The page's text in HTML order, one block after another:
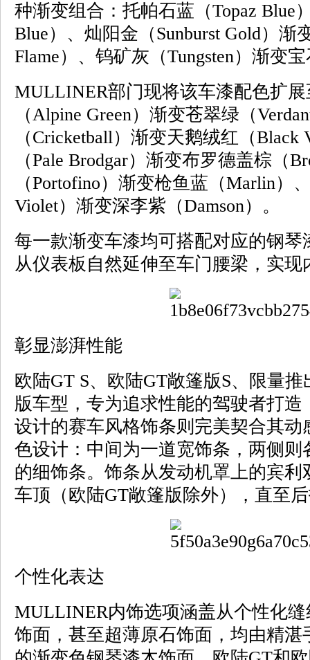
种渐变组合：托帕石蓝（Topaz Blue
Blue）、灿阳金（Sunburst Gold）渐
Flame）、钨矿灰（Tungsten）渐变
MULLINER部门现将该车漆配色扩
（Alpine Green）渐变苍翠绿（
（Cricketball）渐变天鹅绒红（
（Pale Brodgar）渐变布罗德盖棕（
（Portofino）渐变枪鱼蓝（Marlin）
Violet）渐变深李紫（Damson）。
每一款渐变车漆均可搭配对应的钢
从仪表板自然延伸至车门腰梁，实
彰显澎湃性能
欧陆GT S、欧陆GT敞篷版S、限量推
版车型，专为追求性能的驾驶者打
设计的赛车风格饰条则完美契合其
色设计：中间为一道宽饰条，两侧
的细饰条。饰条从发动机罩上的宾
车顶（欧陆GT敞篷版除外），直至
个性化表达
MULLINER内饰选项涵盖从个性化
饰面，甚至超薄原石饰面，均由精